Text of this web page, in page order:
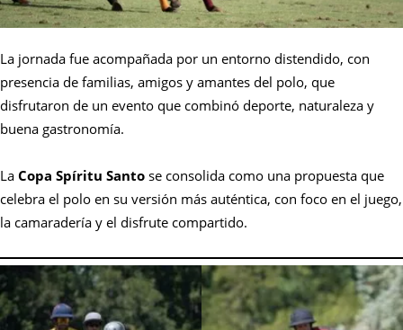
La jornada fue acompañada por un entorno distendido, con
presencia de familias, amigos y amantes del polo, que
disfrutaron de un evento que combinó deporte, naturaleza y
buena gastronomía.
La Copa Spíritu Santo se consolida como una propuesta que
celebra el polo en su versión más auténtica, con foco en el juego,
la camaradería y el disfrute compartido.